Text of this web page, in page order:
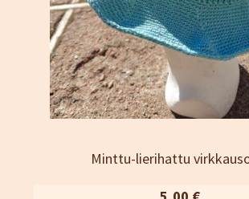
Minttu-lierihattu